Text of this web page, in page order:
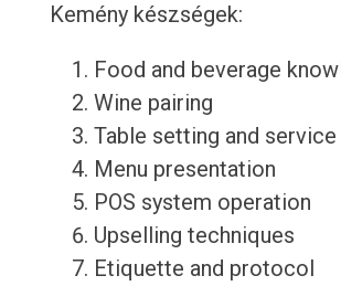
Kemény készségek:
Food and beverage
Wine pairing
Table setting and service
Menu presentation
POS system operation
Upselling techniques
Etiquette and protocol